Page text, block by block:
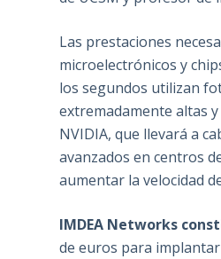
Las prestaciones
microelectrónicos y
los segundos utilizan
extremadamente altas
NVIDIA, que llevará a
avanzados en centros
aumentar la velocidad
IMDEA Networks
de euros para